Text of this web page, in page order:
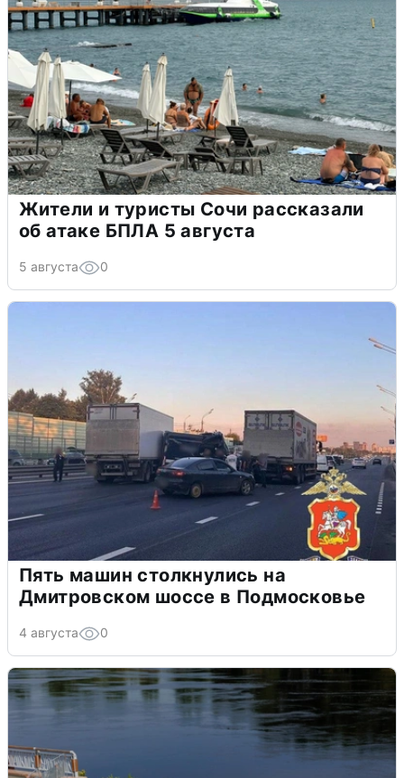
Жители и туристы Сочи рассказали
об атаке БПЛА 5 августа
5 августа 0
Пять машин столкнулись на
Дмитровском шоссе в Подмосковье
4 августа 0